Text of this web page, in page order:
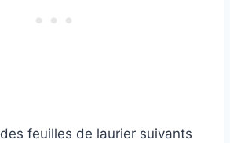
feuilles de laurier suivants